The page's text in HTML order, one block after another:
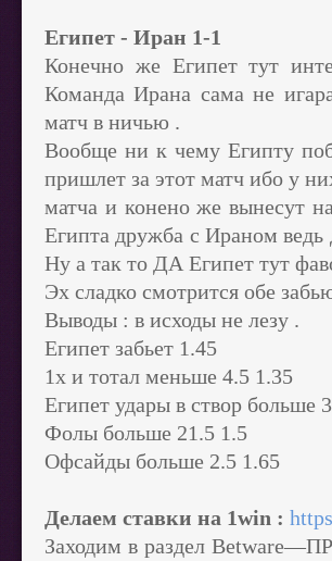
Египет - Иран 1-1
Конечно же Египет тут
Команда Ирана сама не
матч в ничью .
Вообще ни к чему Египту
пришлет за этот матч ибо у
матча и конено же вынесут
Египта дружба с Ираном ведь
Ну а так то ДА Египет тут
Эх сладко смотрится обе
Выводы : в исходы не лезу .
Египет забьет 1.45
1х и тотал меньше 4.5 1.35
Египет удары в створ больше
Фолы больше 21.5 1.5
Офсайды больше 2.5 1.65
Делаем ставки на 1win :
Заходим в раздел